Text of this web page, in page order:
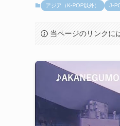
アジア（K-POP以外） J-
当ページのリンクに